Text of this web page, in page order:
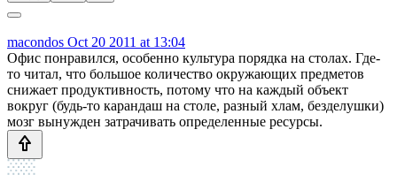
macondos Oct 20 2011 at 13:04
Офис понравился, особенно культура порядка на столах. Где-
то читал, что большое количество окружающих предметов
снижает продуктивность, потому что на каждый объект
вокруг (будь-то карандаш на столе, разный хлам, безделушки)
мозг вынужден затрачивать определенные ресурсы.